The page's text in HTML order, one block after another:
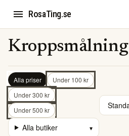
RosaTing.se
Kroppsmålning
Alla priser
Under 100 kr
Under 300 kr
Under 500 kr
Alla butiker ▾